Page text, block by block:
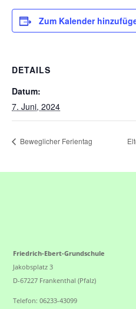
Zum Kalender
DETAILS
Datum:
7. Juni, 2024
Beweglicher Ferientag
Friedrich-Ebert-Grundschule
Jakobsplatz 3
D-67227 Frankenthal (Pfalz)
Telefon: 06233-43099